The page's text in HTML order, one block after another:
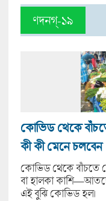
ণদনগ্-১৯
কোভিড থেকে
কী কী মেনে চলবেন
কোভিড থেকে বাঁচতে
বা হালকা
এই বুঝি কোভিড হল।